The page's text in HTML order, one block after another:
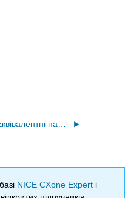
NICE CXone Expert і